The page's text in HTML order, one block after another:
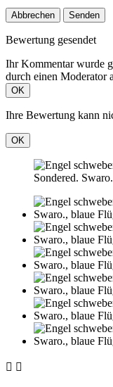
Abbrechen Senden
Bewertung gesendet
Ihr Kommentar wurde
durch einen Moderator
OK
Ihre Bewertung kann
OK
 